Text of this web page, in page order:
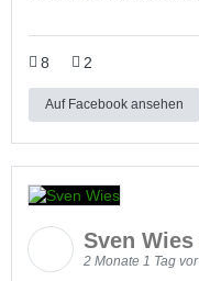
8 2
Auf Facebook ansehen
Sven Wies
2 Monate 1 Tag vor